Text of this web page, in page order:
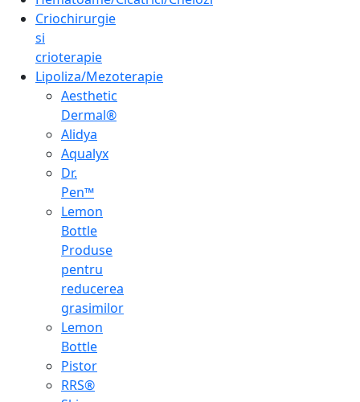
Criochirurgie
si
crioterapie
Lipoliza/Mezoterapie
Aesthetic
Dermal®
Alidya
Aqualyx
Dr.
Pen™
Lemon
Bottle
Produse
pentru
reducerea
grasimilor
Lemon
Bottle
Pistor
RRS®